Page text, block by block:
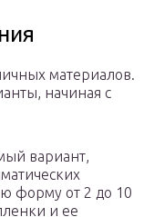
материалов.
начиная с
вариант,
форму от 2 до 10
и ее